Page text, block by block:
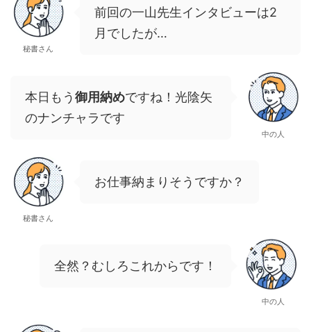
秘書さん
前回の一山先生インタビューは2
月でしたが…
本日もう御用納めですね！光陰矢
のナンチャラです
中の人
秘書さん
お仕事納まりそうですか？
全然？むしろこれからです！
中の人